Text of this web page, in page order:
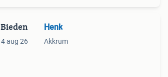
Bieden
4 aug 26
Henk
Akkrum